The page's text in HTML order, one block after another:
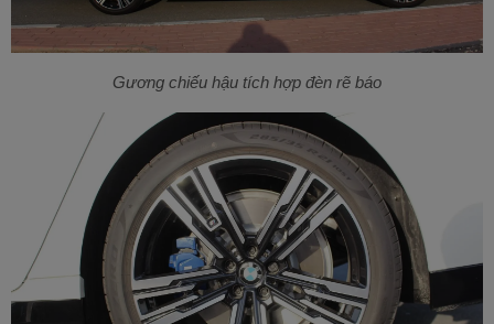
Gương chiếu hậu tích hợp đèn rẽ báo